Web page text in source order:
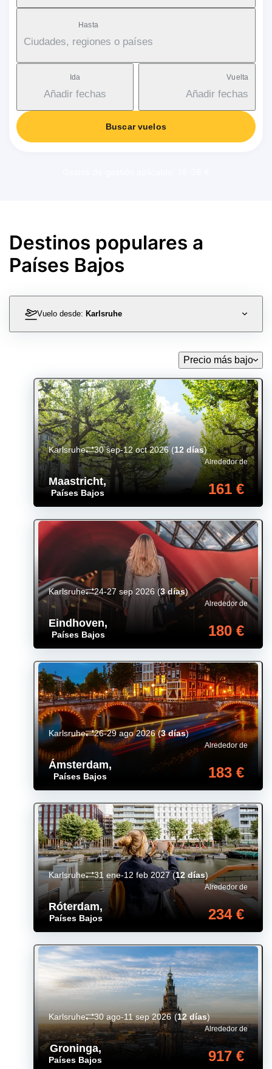
Hasta
Ciudades, regiones o países
Ida
Añadir fechas
Vuelta
Añadir fechas
Buscar vuelos
Destinos populares a
Países Bajos
Vuelo desde: Karlsruhe
Precio más bajo
Maastricht,
Países Bajos
Alrededor de
161 €
Karlsruhe 30 sep-12 oct 2026(12 días)
Eindhoven,
Países Bajos
Alrededor de
180 €
Karlsruhe 24-27 sep 2026 (3 días)
Ámsterdam,
Países Bajos
Alrededor de
183 €
Karlsruhe 26-29 ago 2026(3 días)
Róterdam,
Países Bajos
Alrededor de
234 €
Karlsruhe 31 ene-12 feb 2027(12 días)
Groninga,
Países Bajos
Alrededor de
917 €
Karlsruhe 30 ago-11 sep 2026(12 días)